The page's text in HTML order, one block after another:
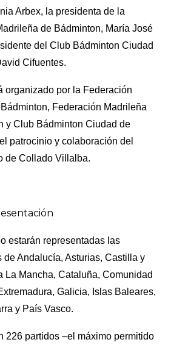
Arbex, la presidenta de la
de Bádminton, María José
del Club Bádminton Ciudad
Cifuentes.
organizado por la Federación
Federación Madrileña
y Club Bádminton Ciudad de
patrocinio y colaboración del
de Collado Villalba.
estarán representadas las
de Andalucía, Asturias, Castilla y
La Mancha, Cataluña, Comunidad
Galicia, Islas Baleares,
y País Vasco.
226 partidos –el máximo permitido